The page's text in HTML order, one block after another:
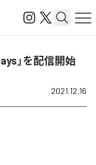
」を配信開始
2021.12.16